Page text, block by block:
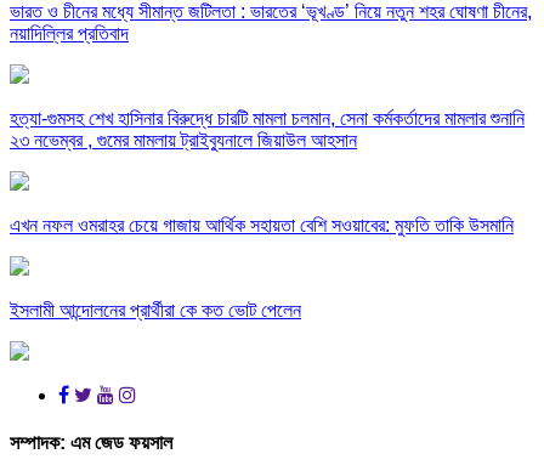
ভারত ও চীনের মধ্যে সীমান্ত জটিলতা : ভারতের ‘ভূখণ্ড’ নিয়ে নতুন শহর ঘোষণা চীনের,
নয়াদিল্লির প্রতিবাদ
হত্যা-গুমসহ শেখ হাসিনার বিরুদ্ধে চারটি মামলা চলমান, সেনা কর্মকর্তাদের মামলার শুনানি
২৩ নভেম্বর , গুমের মামলায় ট্রাইব্যুনালে জিয়াউল আহসান
এখন নফল ওমরাহর চেয়ে গাজায় আর্থিক সহায়তা বেশি সওয়াবের: মুফতি তাকি উসমানি
ইসলামী আন্দোলনের প্রার্থীরা কে কত ভোট পেলেন
সম্পাদক: এম জেড ফয়সাল